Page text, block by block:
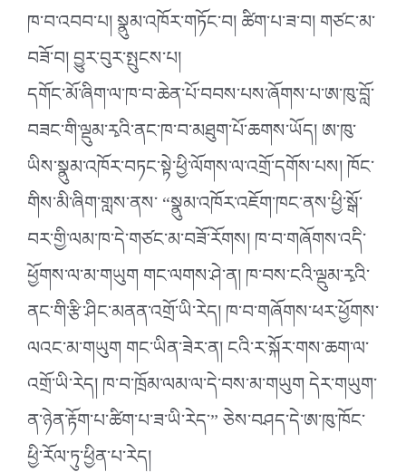
ཁ་བ་འབབ་པ། སྣུམ་འཁོར་གཏོང་བ། ཚིག་པ་ཟ་བ། གཙང་མ་
བཟོ་བ། བྱུར་བུར་སྤུངས་པ།
དགོང་མོ་ཞིག་ལ་ཁ་བ་ཆེན་པོ་བབས་པས་ཞོགས་པ་ཨ་ཁུ་བློ་
བཟང་གི་ལྡུམ་རྭའི་ནང་ཁ་བ་མཐུག་པོ་ཆགས་ཡོད། ཨ་ཁུ་
ཡིས་སྣུམ་འཁོར་བཏང་སྟེ་ཕྱི་ལོགས་ལ་འགྲོ་དགོས་པས། ཁོང་
གིས་མི་ཞིག་གླས་ནས་ “སྣུམ་འཁོར་འཇོག་ཁང་ནས་ཕྱི་སྒོ་
བར་གྱི་ལམ་ཁ་དེ་གཙང་མ་བཟོ་རོགས། ཁ་བ་གཞོགས་འདི་
ཕྱོགས་ལ་མ་གཡུག གང་ལགས་ཤེ་ན།ཁ་བས་ངའི་ལྡུམ་རྭའི་
ནང་གི་རྩི་ཤིང་མནན་འགྲོ་ཡི་རེད། ཁ་བ་གཞོགས་ཕར་ཕྱོགས་
ལའང་མ་གཡུག གང་ཡིན་ཟེར་ན། ངའི་ར་སྐོར་གས་ཆག་ལ་
འགྲོ་ཡི་རེད། ཁ་བ་ཁྲོམ་ལམ་ལ་དེ་བས་མ་གཡུག དེར་གཡུག་
ན་ཉེན་རྟོག་པ་ཚིག་པ་ཟ་ཡི་རེད་” ཅེས་བཤད་དེ་ཨ་ཁུ་ཁོང་
ཕྱི་རོལ་ཏུ་ཕྱིན་པ་རེད།